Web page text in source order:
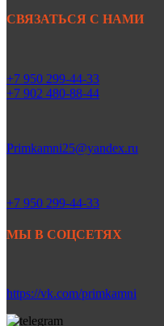
СВЯЗАТЬСЯ С НАМИ
+7 950 299-44-33
+7 902 480-88-44
Primkamni25@yandex.ru
+7 950 299-44-33
МЫ В СОЦСЕТЯХ
https://vk.com/primkamni